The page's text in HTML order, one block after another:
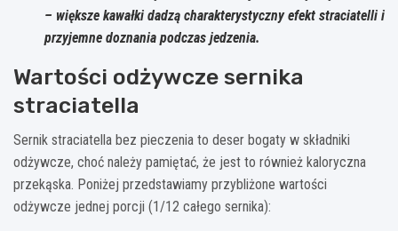
– większe kawałki dadzą charakterystyczny efekt straciatelli i
przyjemne doznania podczas jedzenia.
Wartości odżywcze sernika
straciatella
Sernik straciatella bez pieczenia to deser bogaty w składniki
odżywcze, choć należy pamiętać, że jest to również kaloryczna
przekąska. Poniżej przedstawiamy przybliżone wartości
odżywcze jednej porcji (1/12 całego sernika):